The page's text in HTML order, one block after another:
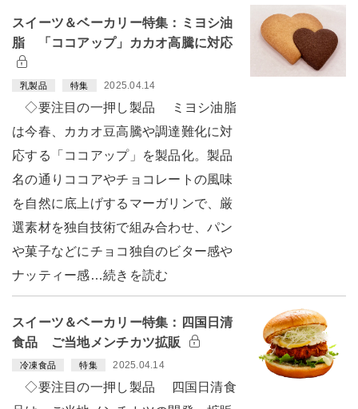
スイーツ＆ベーカリー特集：ミヨシ油
脂 「ココアップ」カカオ高騰に対応
乳製品 特集 2025.04.14
◇要注目の一押し製品 ミヨシ油脂
は今春、カカオ豆高騰や調達難化に対
応する「ココアップ」を製品化。製品
名の通りココアやチョコレートの風味
を自然に底上げするマーガリンで、厳
選素材を独自技術で組み合わせ、パン
や菓子などにチョコ独自のビター感や
ナッティー感…続きを読む
スイーツ＆ベーカリー特集：四国日清
食品 ご当地メンチカツ拡販
冷凍食品 特集 2025.04.14
◇要注目の一押し製品 四国日清食